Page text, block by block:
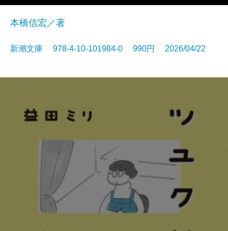
本橋信宏／著
新潮文庫 978-4-10-101984-0 990円 2026/04/22